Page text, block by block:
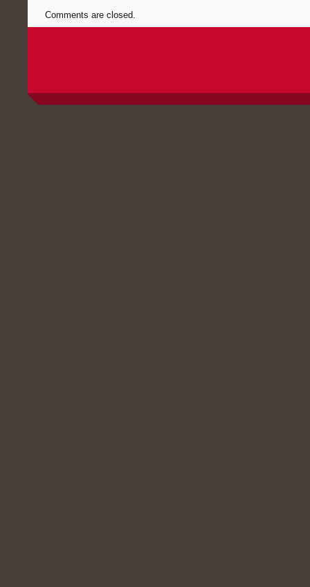
Comments are closed.